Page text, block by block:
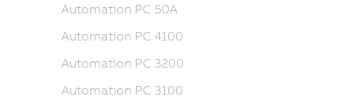
Automation PC 50A
Automation PC 4100
Automation PC 3200
Automation PC 3100